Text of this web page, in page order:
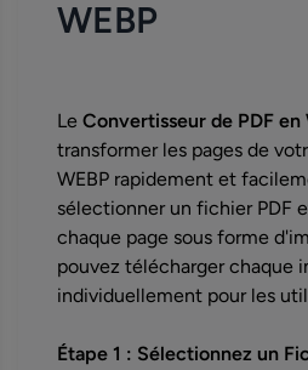
WEBP
Le Convertisseur de PDF en
transformer les pages de
WEBP rapidement et
sélectionner un fichier PDF
chaque page sous forme
pouvez télécharger chaque
individuellement pour les
Étape 1 : Sélectionnez un